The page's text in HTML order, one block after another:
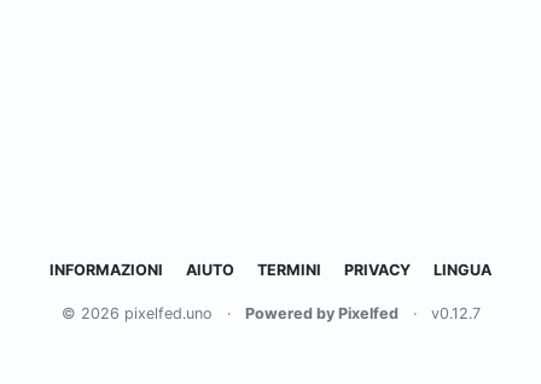
INFORMAZIONI AIUTO TERMINI PRIVACY LINGUA
© 2026 pixelfed.uno · Powered by Pixelfed · v0.12.7